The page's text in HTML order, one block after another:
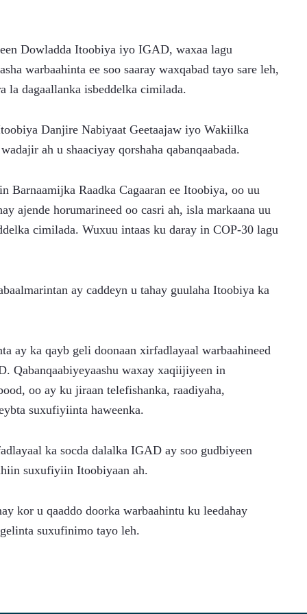
Dowladda Itoobiya iyo IGAD, waxaa lagu
warbaahinta ee soo saaray waxqabad tayo sare leh,
la dagaallanka isbeddelka cimilada.
Danjire Nabiyaat Geetaajaw iyo Wakiilka
ah u shaaciyay qorshaha qabanqaabada.
Barnaamijka Raadka Cagaaran ee Itoobiya, oo uu
ajende horumarineed oo casri ah, isla markaana uu
cimilada. Wuxuu intaas ku daray in COP-30 lagu
ay caddeyn u tahay guulaha Itoobiya ka
ay ka qayb geli doonaan xirfadlayaal warbaahineed
Qabanqaabiyeyaashu waxay xaqiijiyeen in
oo ay ku jiraan telefishanka, raadiyaha,
suxufiyiinta haweenka.
ka socda dalalka IGAD ay soo gudbiyeen
suxufiyiin Itoobiyaan ah.
kor u qaaddo doorka warbaahintu ku leedahay
suxufinimo tayo leh.